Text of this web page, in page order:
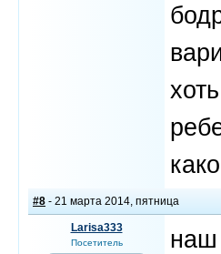
#8 - 21 марта 2014, пятница
Larisa333
Посетитель
наш